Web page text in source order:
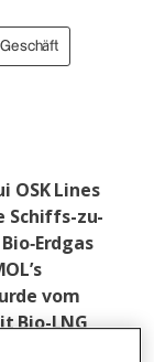
OSK Lines
Schiffs-zu-
vom
Bio-LNG